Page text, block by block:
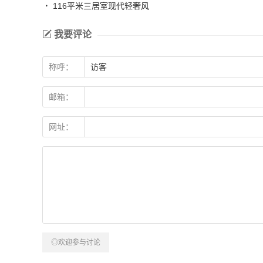
116平米三居室现代轻奢风
我要评论
称呼：
邮箱：
网址：
◎欢迎参与讨论